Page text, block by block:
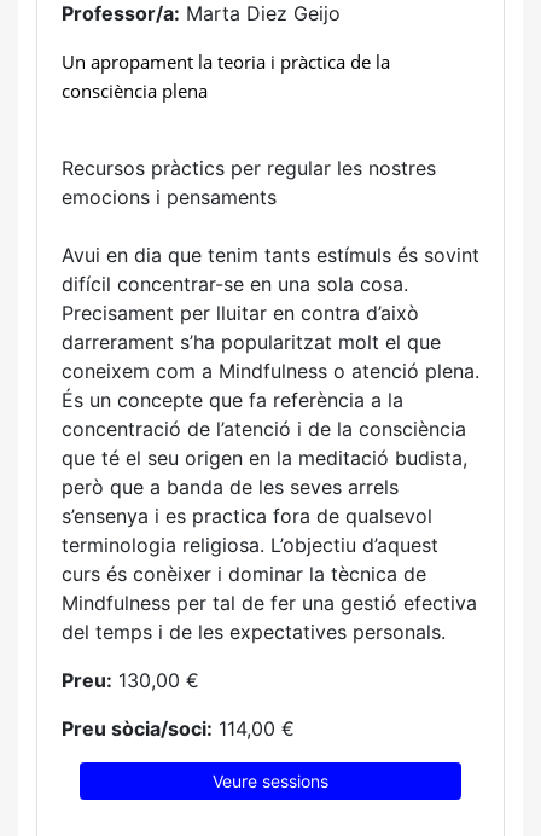
Professor/a: Marta Diez Geijo
Un apropament la teoria i pràctica de la
consciència plena
Recursos pràctics per regular les nostres
emocions i pensaments
Avui en dia que tenim tants estímuls és sovint
difícil concentrar-se en una sola cosa.
Precisament per lluitar en contra d’això
darrerament s’ha popularitzat molt el que
coneixem com a Mindfulness o atenció plena.
És un concepte que fa referència a la
concentració de l’atenció i de la consciència
que té el seu origen en la meditació budista,
però que a banda de les seves arrels
s’ensenya i es practica fora de qualsevol
terminologia religiosa. L’objectiu d’aquest
curs és conèixer i dominar la tècnica de
Mindfulness per tal de fer una gestió efectiva
del temps i de les expectatives personals.
Preu: 130,00 €
Preu sòcia/soci: 114,00 €
Veure sessions